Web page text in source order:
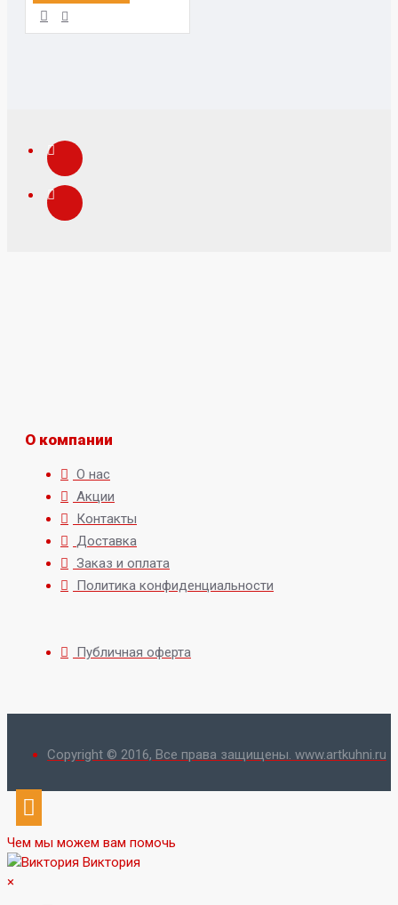
О компании
О нас
Акции
Контакты
Доставка
Заказ и оплата
Политика конфиденциальности
Публичная оферта
Copyright © 2016, Все права защищены. www.artkuhni.ru
Чем мы можем вам помочь
Виктория
×